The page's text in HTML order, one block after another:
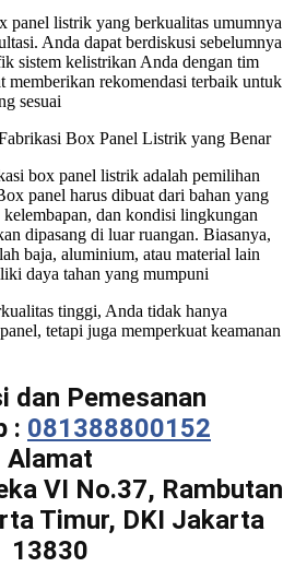
panel listrik yang berkualitas umumnya
Anda dapat berdiskusi sebelumnya
sistem kelistrikan Anda dengan tim
memberikan rekomendasi terbaik untuk
sesuai
Box Panel Listrik yang Benar
box panel listrik adalah pemilihan
panel harus dibuat dari bahan yang
dan kondisi lingkungan
dipasang di luar ruangan. Biasanya,
baja, aluminium, atau material lain
daya tahan yang mumpuni
tinggi, Anda tidak hanya
tetapi juga memperkuat keamanan
dan Pemesanan
: 081388800152
Alamat
VI No.37, Rambutan
Timur, DKI Jakarta
13830